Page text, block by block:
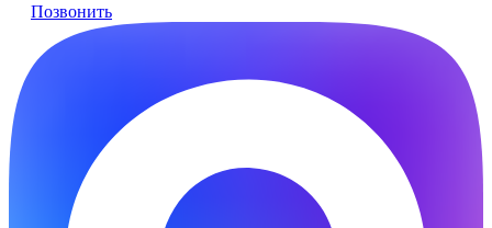
Позвонить